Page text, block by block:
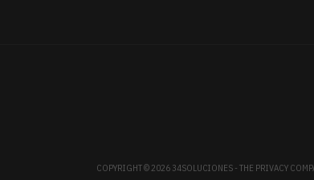
COPYRIGHT © 2026 34SOLUCIONES - THE PRIVACY